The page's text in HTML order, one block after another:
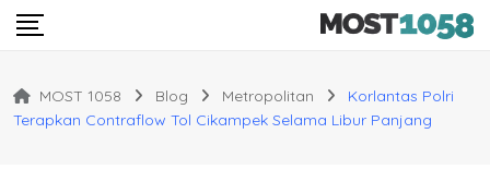
Skip
MOST 1058 Blog Metropolitan
Korlantas Polri
Terapkan Contraflow Tol Cikampek Selama Libur Panjang